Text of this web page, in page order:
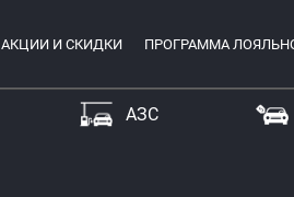
АКЦИИ И СКИДКИ ПРОГРАММА
АЗС